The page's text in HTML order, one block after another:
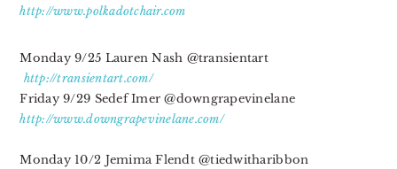
http://www.polkadotchair.com
Monday 9/25 Lauren Nash @transientart
http://transientart.com/
Friday 9/29 Sedef Imer@downgrapevinelane
http://www.downgrapevinelane.com/
Monday 10/2 Jemima Flendt @tiedwitharibbon